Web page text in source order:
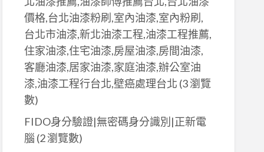
價格,台北油漆粉刷,室內油漆,室內粉刷,
台北市油漆,新北油漆工程,油漆工程推薦,
住家油漆,住宅油漆,房屋油漆,房間油漆,
客廳油漆,居家油漆,家庭油漆,辦公室油
漆,油漆工程行台北,壁癌處理台北 (3 瀏覽
數)
FIDO身分驗證|無密碼身分識別|正新電
腦 (2 瀏覽數)